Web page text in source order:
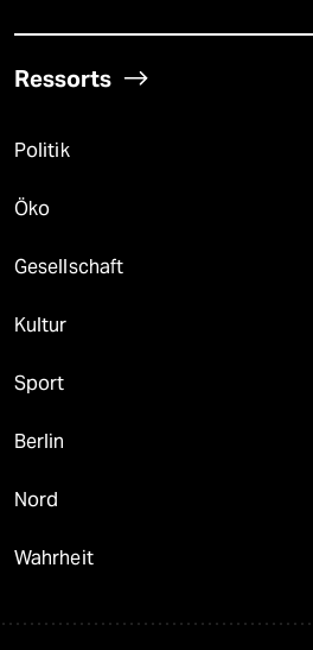
Ressorts
Politik
Öko
Gesellschaft
Kultur
Sport
Berlin
Nord
Wahrheit